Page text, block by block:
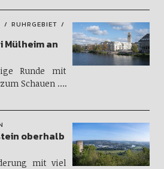
RUHRGEBIET
Mülheim an
Runde mit
Schauen ….
oberhalb
mit viel